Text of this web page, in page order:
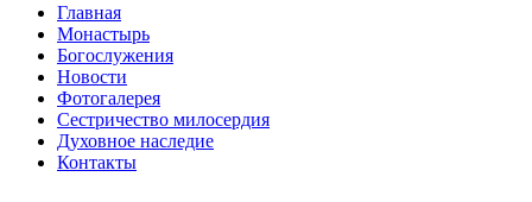
Главная
Монастырь
Богослужения
Новости
Фотогалерея
Сестричество милосердия
Духовное наследие
Контакты